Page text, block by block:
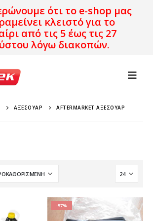
ότι το e-shop μας
κλειστό για το
από τις 5 έως τις 27
λόγω διακοπών.
ΑΞΕΣΟΥΆΡ AFTERMARKET ΑΞΕΣΟΥΆΡ
-57%